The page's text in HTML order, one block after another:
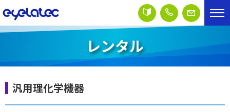
レンタル
汎用理化学機器